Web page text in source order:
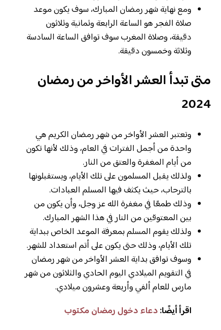
ومع نهاية شهر رمضان المبارك، سوف يكون موعد
صلاة الفجر هو الساعة الرابعة وثمانية وثلاثون
دقيقة، وصلاة المغرب سوف توافق الساعة السادسة
وثلاثة وخمسون دقيقة.
متى تبدأ العشر الأواخر من رمضان
2024
وتعتبر العشر الأواخر من شهر رمضان الكريم هي
واحدة من أجمل الفترات في العام، وذلك لأنها تكون
من أيام المغفرة والعتق من النار.
ولذلك يقبل المسلمون على تلك الأيام، ويستقبلونها
بالترحاب، حيث يكثف فيها المسلم العبادات.
وذلك طمعًا في مغفرة الله عز وجل، وأن يكون من
بين المعتوقين من النار في هذا الشهر المبارك.
ولذلك يقوم المسلم بمعرفة الموعد الخاص ببداية
تلك الأيام، وذلك حتى يكون على أتم استعداد للشهر.
وسوف توافق بداية العشر الأواخر من شهر رمضان
في التقويم الميلادي اليوم الحادي والثلاثون من شهر
مارس للعام ألفي وأربعة وعشرون ميلادي.
اقرأ أيضًا: دعاء دخول رمضان مكتوب